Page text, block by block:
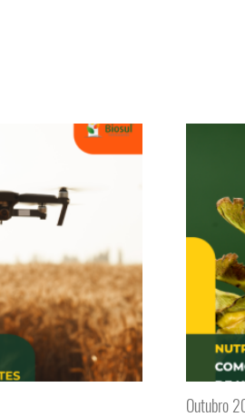
Outubro